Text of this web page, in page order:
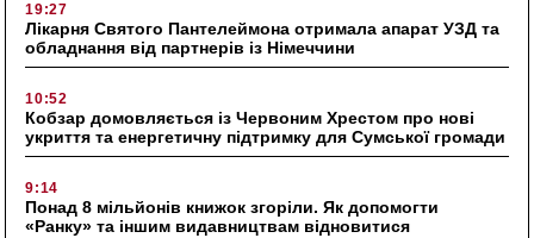
19:27
Лікарня Святого Пантелеймона отримала апарат УЗД та
обладнання від партнерів із Німеччини
10:52
Кобзар домовляється із Червоним Хрестом про нові
укриття та енергетичну підтримку для Сумської громади
9:14
Понад 8 мільйонів книжок згоріли. Як допомогти
«Ранку» та іншим видавництвам відновитися